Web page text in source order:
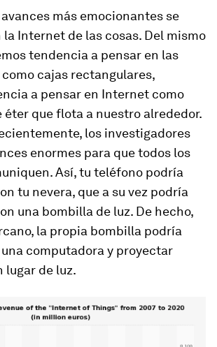
más emocionantes se
Internet de las cosas. Del mismo
tendencia a pensar en las
cajas rectangulares,
a pensar en Internet como
éter que flota a nuestro alrededor.
los investigadores
enormes para que todos los
Así, tu teléfono podría
tu nevera, que a su vez podría
una bombilla de luz. De hecho,
la propia bombilla podría
computadora y proyectar
lugar de luz.